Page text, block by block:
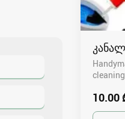
cleaning
10.00